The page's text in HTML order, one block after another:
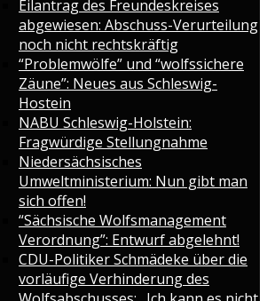
Eilantrag des Freundeskreises
abgewiesen: Abschuss-Verurteilung
noch nicht rechtskräftig
“Problemwölfe” und “wolfssichere
Zäune”: Neues aus Schleswig-
Hostein
NABU Schleswig-Holstein:
Fragwürdige Stellungnahme
Niedersächsisches
Umweltministerium: Nun gibt man
sich offen!
“Sächsische Wolfsmanagement
Verordnung”: Entwurf abgelehnt!
CDU-Politiker Schmädeke über die
vorläufige Verhinderung des